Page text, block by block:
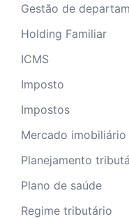
Gestão de
Holding Familiar
ICMS
Imposto
Impostos
Mercado imobiliário
Planejamento
Plano de saúde
Regime tributário